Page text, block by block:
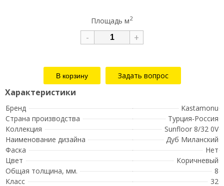
Площадь м2
- +
Задать вопрос
Бренд
Kastamonu
Страна производства
Турция-Россия
Коллекция
Sunfloor 8/32 0V
Наименование дизайна
Дуб Миланский
Фаска
Нет
Цвет
Коричневый
Общая толщина, мм.
8
Класс
32